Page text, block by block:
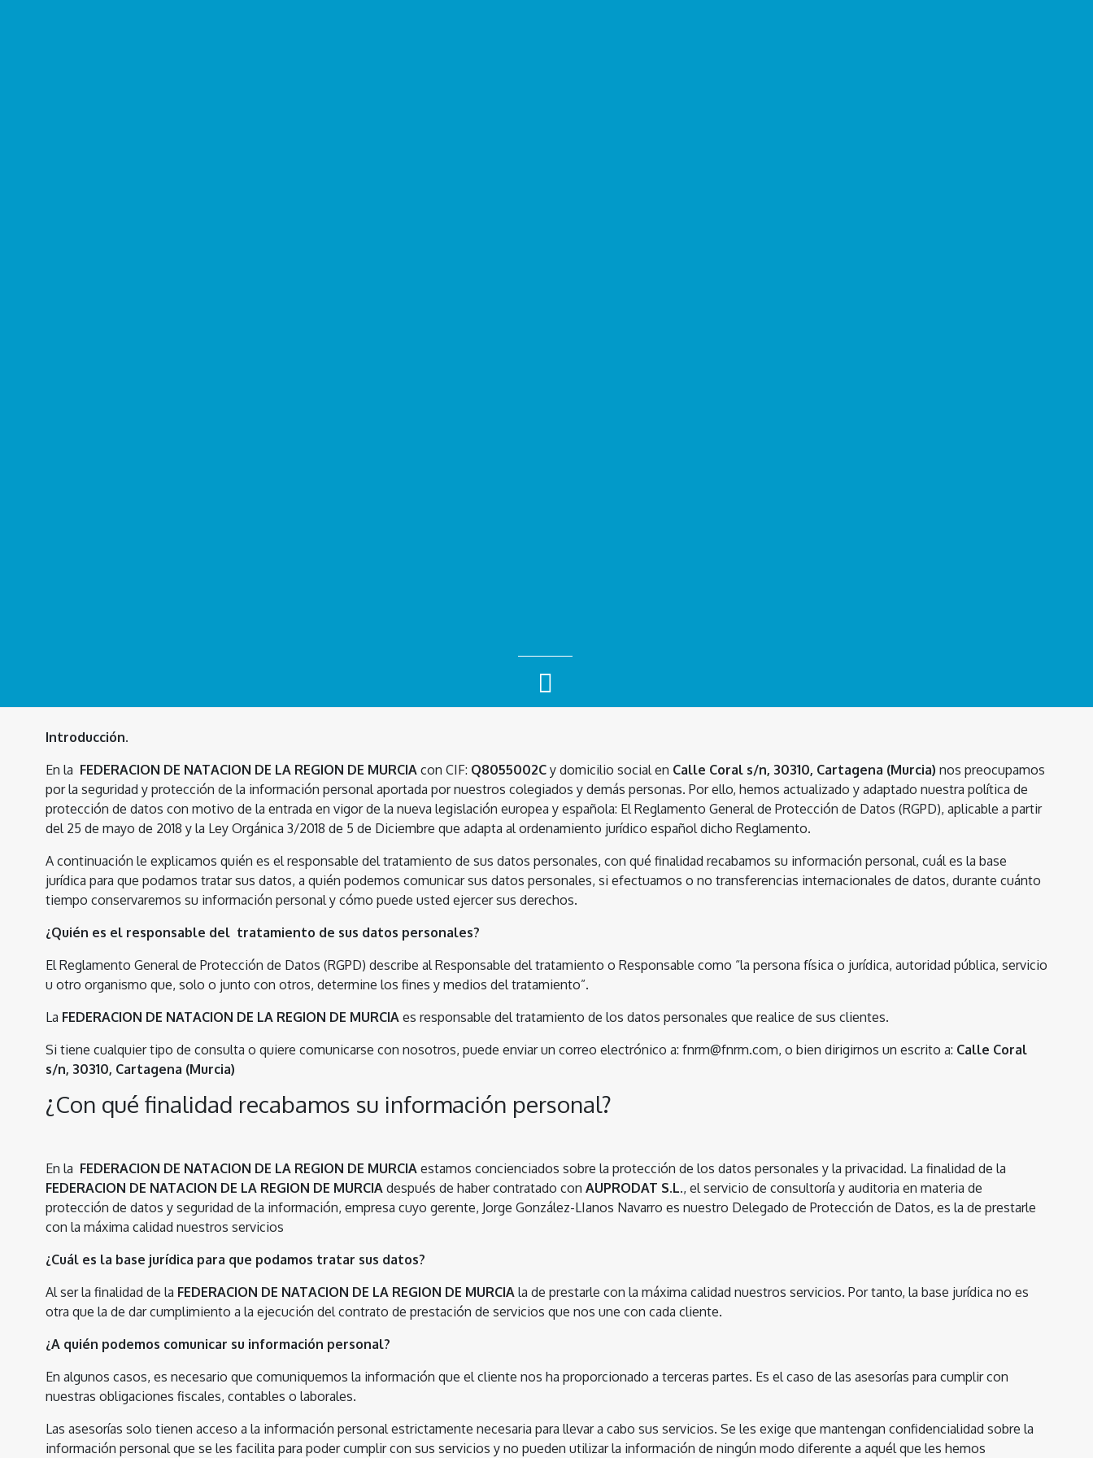
Introducción.
En la FEDERACION DE NATACION DE LA REGION DE MURCIA con CIF: Q8055002C y domicilio social en Calle Coral s/n, 30310, Cartagena (Murcia) nos preocupamos
por la seguridad y protección de la información personal aportada por nuestros colegiados y demás personas. Por ello, hemos actualizado y adaptado nuestra política de
protección de datos con motivo de la entrada en vigor de la nueva legislación europea y española: El Reglamento General de Protección de Datos (RGPD), aplicable a partir
del 25 de mayo de 2018 y la Ley Orgánica 3/2018 de 5 de Diciembre que adapta al ordenamiento jurídico español dicho Reglamento.
A continuación le explicamos quién es el responsable del tratamiento de sus datos personales, con qué finalidad recabamos su información personal, cuál es la base
jurídica para que podamos tratar sus datos, a quién podemos comunicar sus datos personales, si efectuamos o no transferencias internacionales de datos, durante cuánto
tiempo conservaremos su información personal y cómo puede usted ejercer sus derechos.
¿Quién es el responsable del tratamiento de sus datos personales?
El Reglamento General de Protección de Datos (RGPD) describe al Responsable del tratamiento o Responsable como “la persona física o jurídica, autoridad pública, servicio
u otro organismo que, solo o junto con otros, determine los fines y medios del tratamiento”.
La FEDERACION DE NATACION DE LA REGION DE MURCIA es responsable del tratamiento de los datos personales que realice de sus clientes.
Si tiene cualquier tipo de consulta o quiere comunicarse con nosotros, puede enviar un correo electrónico a: fnrm@fnrm.com, o bien dirigirnos un escrito a: Calle Coral
s/n, 30310, Cartagena (Murcia)
¿Con qué finalidad recabamos su información personal?
En la FEDERACION DE NATACION DE LA REGION DE MURCIA estamos concienciados sobre la protección de los datos personales y la privacidad. La finalidad de la
FEDERACION DE NATACION DE LA REGION DE MURCIA después de haber contratado con AUPRODAT S.L., el servicio de consultoría y auditoria en materia de
protección de datos y seguridad de la información, empresa cuyo gerente, Jorge González-LIanos Navarro es nuestro Delegado de Protección de Datos, es la de prestarle
con la máxima calidad nuestros servicios
¿Cuál es la base jurídica para que podamos tratar sus datos?
Al ser la finalidad de la FEDERACION DE NATACION DE LA REGION DE MURCIA la de prestarle con la máxima calidad nuestros servicios. Por tanto, la base jurídica no es
otra que la de dar cumplimiento a la ejecución del contrato de prestación de servicios que nos une con cada cliente.
¿A quién podemos comunicar su información personal?
En algunos casos, es necesario que comuniquemos la información que el cliente nos ha proporcionado a terceras partes. Es el caso de las asesorías para cumplir con
nuestras obligaciones fiscales, contables o laborales.
Las asesorías solo tienen acceso a la información personal estrictamente necesaria para llevar a cabo sus servicios. Se les exige que mantengan confidencialidad sobre la
información personal que se les facilita para poder cumplir con sus servicios y no pueden utilizar la información de ningún modo diferente a aquél que les hemos